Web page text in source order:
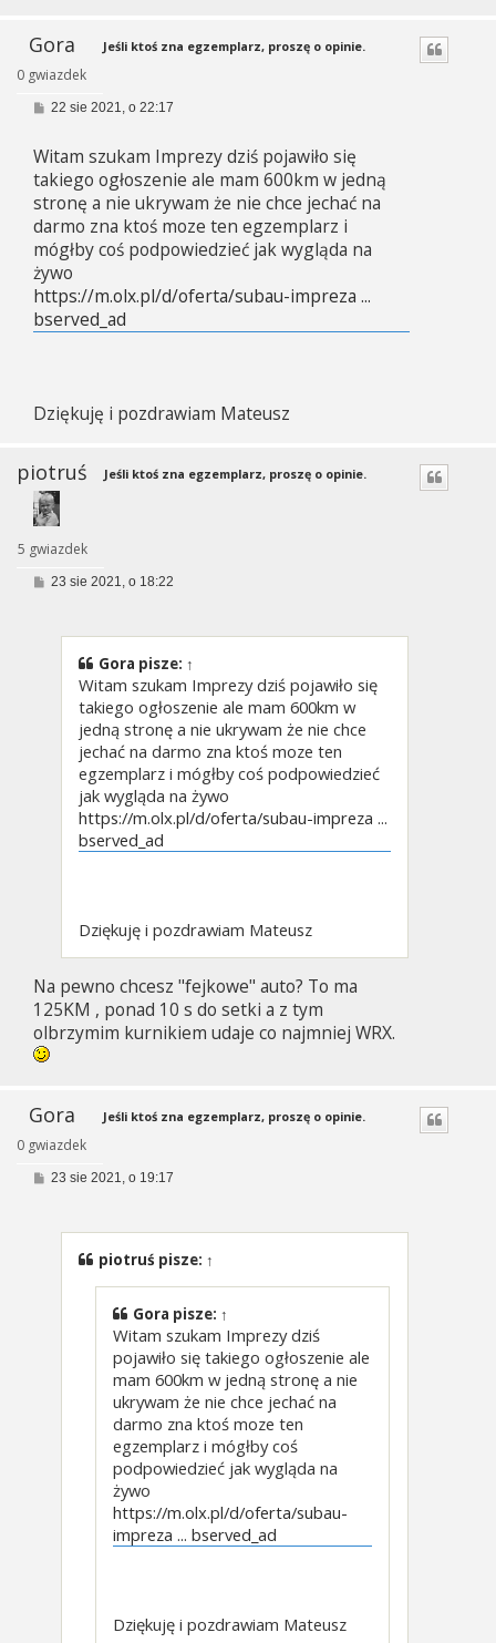
Gora
0 gwiazdek
Jeśli ktoś zna egzemplarz, proszę o opinie.
P
t
22 sie 2021, o 22:17
Witam szukam Imprezy dziś pojawiło się
takiego ogłoszenie ale mam 600km w jedną
stronę a nie ukrywam że nie chce jechać na
darmo zna ktoś moze ten egzemplarz i
mógłby coś podpowiedzieć jak wygląda na
żywo
https://m.olx.pl/d/oferta/subau-impreza ...
bserved_ad
Dziękuję i pozdrawiam Mateusz
piotruś
5 gwiazdek
Jeśli ktoś zna egzemplarz, proszę o opinie.
P23 sie 2021, o 18:22
Gora pisze: ↑
Witam szukam Imprezy dziś pojawiło się
takiego ogłoszenie ale mam 600km w
jedną stronę a nie ukrywam że nie chce
jechać na darmo zna ktoś moze ten
egzemplarz i mógłby coś podpowiedzieć
jak wygląda na żywo
https://m.olx.pl/d/oferta/subau-impreza ...
bserved_ad
Dziękuję i pozdrawiam Mateusz
Na pewno chcesz "fejkowe" auto? To ma
125KM , ponad 10 s do setki a z tym
olbrzymim kurnikiem udaje co najmniej WRX.
Gora
0 gwiazdek
Jeśli ktoś zna egzemplarz, proszę o opinie.
P23 sie 2021, o 19:17
piotruś pisze: ↑
Gora pisze: ↑
Witam szukam Imprezy dziś
pojawiło się takiego ogłoszenie ale
mam 600km w jedną stronę a nie
ukrywam że nie chce jechać na
darmo zna ktoś moze ten
egzemplarz i mógłby coś
podpowiedzieć jak wygląda na
żywo
https://m.olx.pl/d/oferta/subau-
impreza ... bserved_ad
Dziękuję i pozdrawiam Mateusz